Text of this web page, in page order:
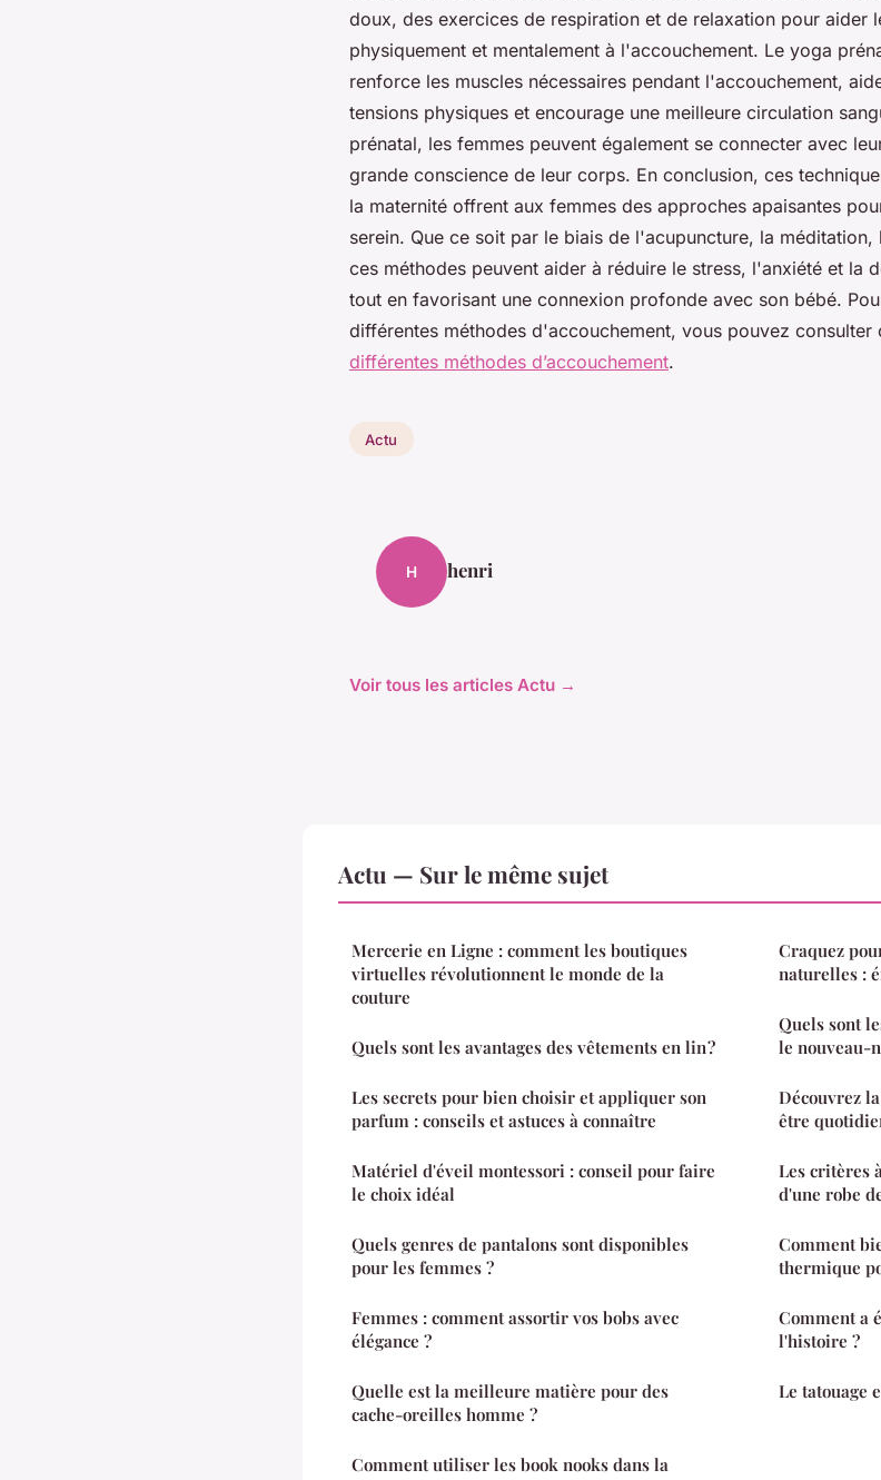
doux, des exercices de respiration et de relaxation pour aider
physiquement et mentalement à l'accouchement. Le yoga
renforce les muscles nécessaires pendant l'accouchement,
tensions physiques et encourage une meilleure circulation
prénatal, les femmes peuvent également se connecter avec
grande conscience de leur corps. En conclusion, ces
la maternité offrent aux femmes des approches apaisantes
serein. Que ce soit par le biais de l'acupuncture, la
ces méthodes peuvent aider à réduire le stress, l'anxiété et la
tout en favorisant une connexion profonde avec son bébé.
différentes méthodes d'accouchement, vous pouvez consulter
différentes méthodes d’accouchement.
Actu
H henri
Voir tous les articles Actu →
Actu — Sur le même sujet
Mercerie en Ligne : comment les boutiques
virtuelles révolutionnent le monde de la
couture
Quels sont les avantages des vêtements en lin ?
Les secrets pour bien choisir et appliquer son
parfum : conseils et astuces à connaître
Matériel d'éveil montessori : conseil pour faire
le choix idéal
Quels genres de pantalons sont disponibles
pour les femmes ?
Femmes : comment assortir vos bobs avec
élégance ?
Quelle est la meilleure matière pour des
cache-oreilles homme ?
Comment utiliser les book nooks dans la
Craquez
naturelles :
Quels sont
le nouveau-
Découvrez
être
Les critères
d'une robe
Comment
thermique
Comment a
l'histoire ?
Le tatouage